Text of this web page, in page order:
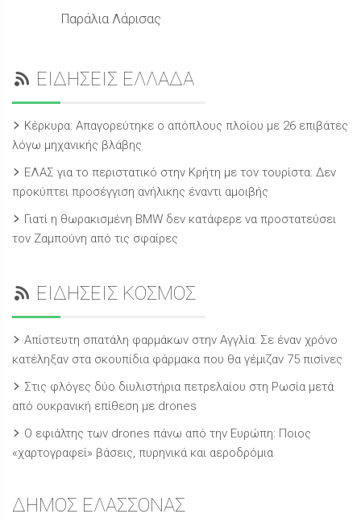
Παράλια Λάρισας
ΕΙΔΗΣΕΙΣ ΕΛΛΑΔΑ
Κέρκυρα: Απαγορεύτηκε ο απόπλους πλοίου με 26 επιβάτες
λόγω μηχανικής βλάβης
ΕΛΑΣ για το περιστατικό στην Κρήτη με τον τουρίστα: Δεν
προκύπτει προσέγγιση ανήλικης έναντι αμοιβής
Γιατί η θωρακισμένη BMW δεν κατάφερε να προστατεύσει
τον Ζαμπούνη από τις σφαίρες
ΕΙΔΗΣΕΙΣ ΚΟΣΜΟΣ
Απίστευτη σπατάλη φαρμάκων στην Αγγλία: Σε έναν χρόνο
κατέληξαν στα σκουπίδια φάρμακα που θα γέμιζαν 75 πισίνες
Στις φλόγες δύο διυλιστήρια πετρελαίου στη Ρωσία μετά
από ουκρανική επίθεση με drones
Ο εφιάλτης των drones πάνω από την Ευρώπη: Ποιος
«χαρτογραφεί» βάσεις, πυρηνικά και αεροδρόμια
ΔΗΜΟΣ ΕΛΑΣΣΟΝΑΣ